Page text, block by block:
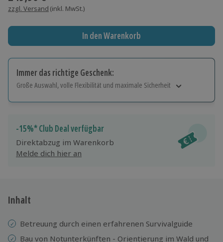
zzgl. Versand (inkl. MwSt.)
In den Warenkorb
Immer das richtige Geschenk:
Große Auswahl, volle Flexibilität und maximale Sicherheit
Jeder Gutschein für alle Erlebnisse einlösbar.
Maximale Sicherheit
10 Jahre gültig & verlängerbar.
-15%* Club Deal verfügbar
Direktabzug im Warenkorb
Melde dich hier an
Inhalt
Betreuung durch einen erfahrenen Survivalguide
Bau von Notunterkünften - Orientierung im Wald und